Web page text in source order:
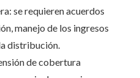
se requieren acuerdos
manejo de los ingresos
distribución.
de cobertura